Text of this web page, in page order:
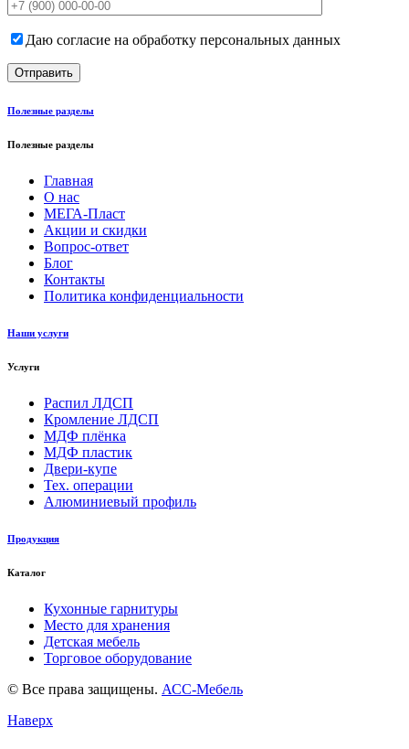
Даю согласие на обработку персональных данных
Полезные разделы
Полезные разделы
Главная
О нас
МЕГА-Пласт
Акции и скидки
Вопрос-ответ
Блог
Контакты
Политика конфиденциальности
Наши услуги
Услуги
Распил ЛДСП
Кромление ЛДСП
МДФ плёнка
МДФ пластик
Двери-купе
Тех. операции
Алюминиевый профиль
Продукция
Каталог
Кухонные гарнитуры
Место для хранения
Детская мебель
Торговое оборудование
© Все права защищены. АСС-Мебель
Наверх